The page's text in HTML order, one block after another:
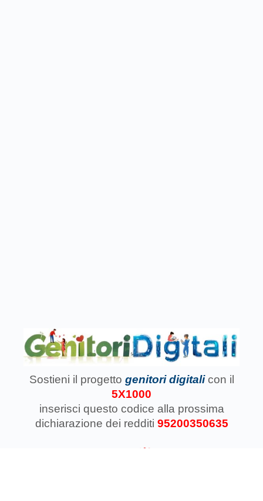
Sostieni il progetto genitori digitali con il
5X1000
inserisci questo codice alla prossima
dichiarazione dei redditi 95200350635